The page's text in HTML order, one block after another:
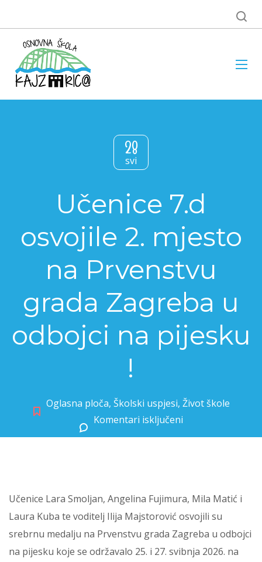
28
svi
Učenice 7.d
osvojile 2. mjesto
na Prvenstvu
grada Zagreba u
odbojci na pijesku
!
Oglasna ploča, Školski uspjesi, Život škole
Komentari isključeni
Učenice Lara Smoljan, Angelina Fujimura, Mila Matić i
Laura Kuba te voditelj Ilija Majstorović osvojili su
srebrnu medalju na Prvenstvu grada Zagreba u odbojci
na pijesku koje se održavalo 25. i 27. svibnja 2026. na